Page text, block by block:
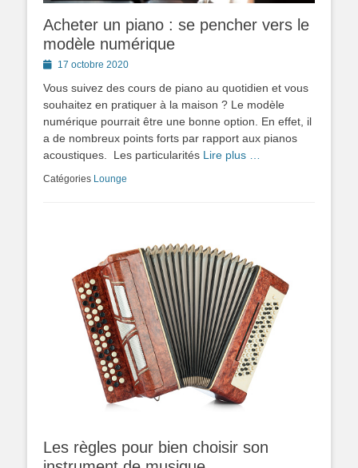
Acheter un piano : se pencher vers le
modèle numérique
Posted17 octobre 2020
Vous suivez des cours de piano au quotidien et vous
souhaitez en pratiquer à la maison ? Le modèle
numérique pourrait être une bonne option. En effet, il
a de nombreux points forts par rapport aux pianos
acoustiques. Les particularités Lire plus …
Catégories Lounge
Les règles pour bien choisir son